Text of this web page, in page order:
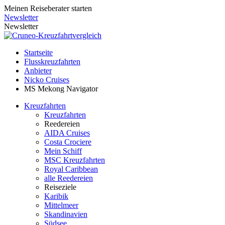
Meinen Reiseberater starten
Newsletter
Newsletter
Startseite
Flusskreuzfahrten
Anbieter
Nicko Cruises
MS Mekong Navigator
Kreuzfahrten
Kreuzfahrten
Reedereien
AIDA Cruises
Costa Crociere
Mein Schiff
MSC Kreuzfahrten
Royal Caribbean
alle Reedereien
Reiseziele
Karibik
Mittelmeer
Skandinavien
Südsee